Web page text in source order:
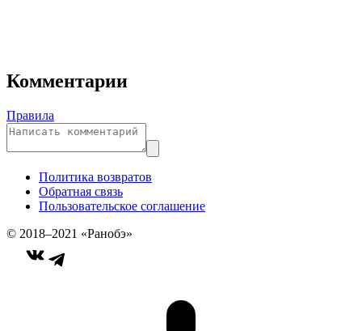
Комментарии
Правила
Политика возвратов
Обратная связь
Пользовательское соглашение
© 2018–2021 «Ранобэ»